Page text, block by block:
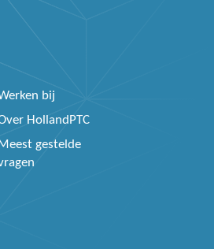
bij
HollandPTC
Meest gestelde